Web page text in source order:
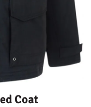
Coat